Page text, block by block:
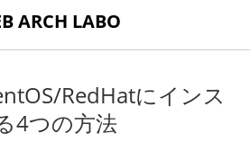
ARCH LABO
RedHatにインス
4つの方法